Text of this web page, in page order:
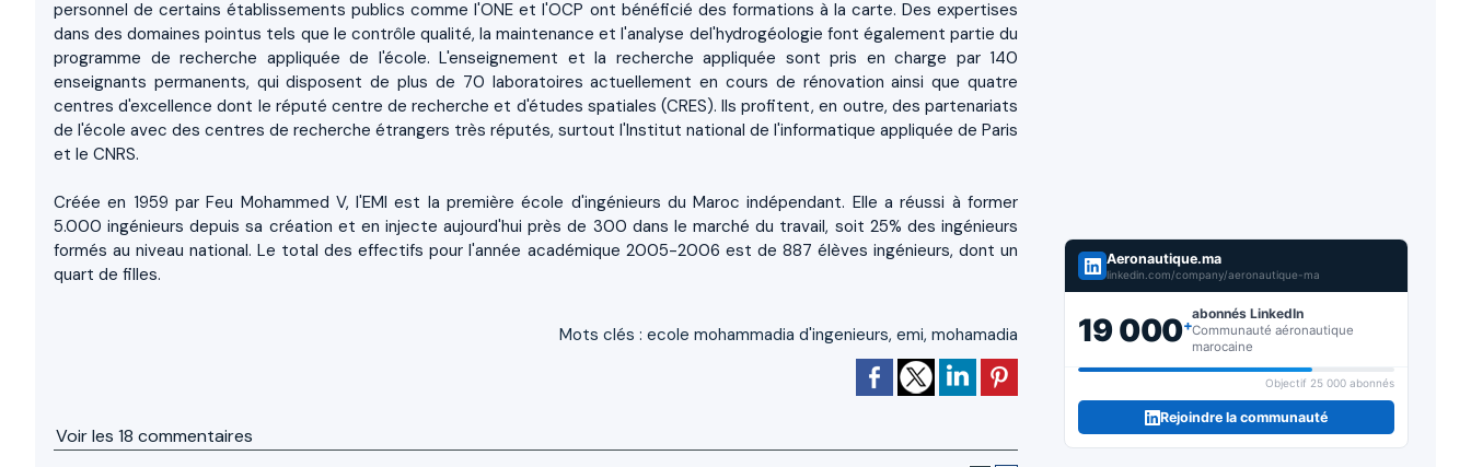
personnel de certains établissements publics comme l'ONE et l'OCP ont bénéficié des formations à la carte. Des expertises
dans des domaines pointus tels que le contrôle qualité, la maintenance et l'analyse del'hydrogéologie font également partie du
programme de recherche appliquée de l'école. L'enseignement et la recherche appliquée sont pris en charge par 140
enseignants permanents, qui disposent de plus de 70 laboratoires actuellement en cours de rénovation ainsi que quatre
centres d'excellence dont le réputé centre de recherche et d'études spatiales (CRES). Ils profitent, en outre, des partenariats
de l'école avec des centres de recherche étrangers très réputés, surtout l'Institut national de l'informatique appliquée de Paris
et le CNRS.
Créée en 1959 par Feu Mohammed V, l'EMI est la première école d'ingénieurs du Maroc indépendant. Elle a réussi à former
5.000 ingénieurs depuis sa création et en injecte aujourd'hui près de 300 dans le marché du travail, soit 25% des ingénieurs
formés au niveau national. Le total des effectifs pour l'année académique 2005-2006 est de 887 élèves ingénieurs, dont un
quart de filles.
Mots clés : ecole mohammadia d'ingenieurs, emi, mohamadia
Voir les 18 commentaires
Aeronautique.ma
linkedin.com/company/aeronautique-ma
19 000+
abonnés LinkedIn
Communauté aéronautique
marocaine
Objectif 25 000 abonnés
Rejoindre la communauté